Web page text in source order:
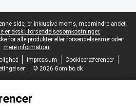
side, er inklusive moms, medmindre andet
er ekskl. forsendelsesomkostninger.
for alle produkter eller forsendelsesmetoder:
mere information.
Impressum
Cookiepræferencer
© 2026 Gomibo.dk